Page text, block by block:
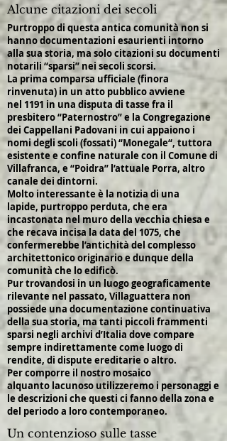
Alcune citazioni dei secoli
Purtroppo di questa antica comunità non si
hanno documentazioni esaurienti intorno
alla sua storia, ma solo citazioni su documenti
notarili “sparsi” nei secoli scorsi.
La prima comparsa ufficiale (finora
rinvenuta) in un atto pubblico avviene
nel 1191 in una disputa di tasse fra il
presbitero “Paternostro” e la Congregazione
dei Cappellani Padovani in cui appaiono i
nomi degli scoli (fossati) “Monegale“, tuttora
esistente e confine naturale con il Comune di
Villafranca, e “Poidra” l’attuale Porra, altro
canale dei dintorni.
Molto interessante è la notizia di una
lapide, purtroppo perduta, che era
incastonata nel muro della vecchia chiesa e
che recava incisa la data del 1075, che
confermerebbe l’antichità del complesso
architettonico originario e dunque della
comunità che lo edificò.
Pur trovandosi in un luogo geograficamente
rilevante nel passato, Villaguattera non
possiede una documentazione continuativa
della sua storia, ma tanti piccoli frammenti
sparsi negli archivi d’Italia dove compare
sempre indirettamente come luogo di
rendite, di dispute ereditarie o altro.
Per comporre il nostro mosaico
alquanto lacunoso utilizzeremo i personaggi e
le descrizioni che questi ci fanno della zona e
del periodo a loro contemporaneo.
Un contenzioso sulle tasse